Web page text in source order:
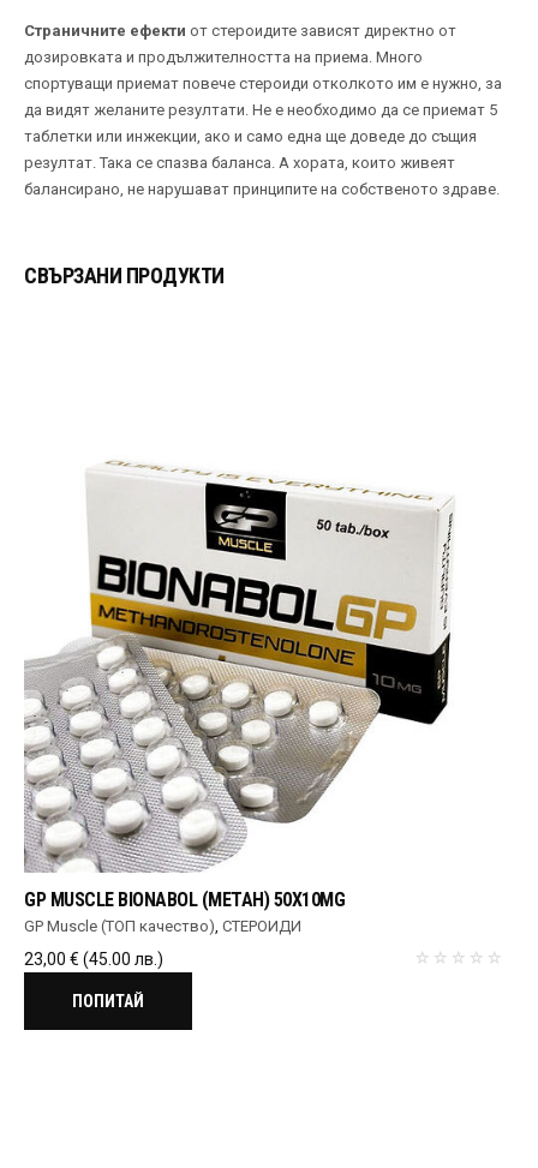
Страничните ефекти от стероидите зависят директно от
дозировката и продължителността на приема. Много
спортуващи приемат повече стероиди отколкото им е нужно, за
да видят желаните резултати. Не е необходимо да се приемат 5
таблетки или инжекции, ако и само една ще доведе до същия
резултат. Така се спазва баланса. А хората, които живеят
балансирано, не нарушават принципите на собственото здраве.
СВЪРЗАНИ ПРОДУКТИ
GP MUSCLE BIONABOL (МЕТАН) 50X10MG
GP Muscle (ТОП качество),СТЕРОИДИ
23,00 € (45.00 лв.)
ПОПИТАЙ